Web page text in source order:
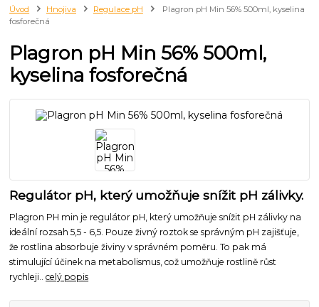
Úvod Hnojiva Regulace pH
Plagron pH Min 56% 500ml, kyselina
fosforečná
Plagron pH Min 56% 500ml,
kyselina fosforečná
Regulátor pH, který umožňuje snížit pH zálivky.
Plagron PH min je regulátor pH, který umožňuje snížit pH zálivky na
ideální rozsah 5,5 - 6,5. Pouze živný roztok se správným pH zajišťuje,
že rostlina absorbuje živiny v správném poměru. To pak má
stimulující účinek na metabolismus, což umožňuje rostlině růst
rychleji..celý popis